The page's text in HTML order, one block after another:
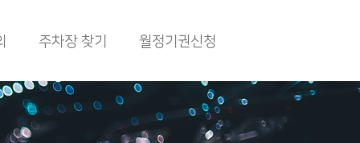
주차장 찾기 월정기권신청